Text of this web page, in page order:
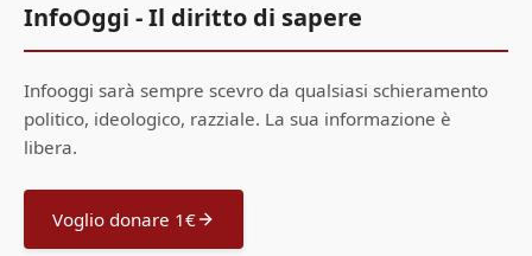
InfoOggi - Il diritto di sapere
Infooggi sarà sempre scevro da qualsiasi schieramento
politico, ideologico, razziale. La sua informazione è
libera.
Voglio donare 1€